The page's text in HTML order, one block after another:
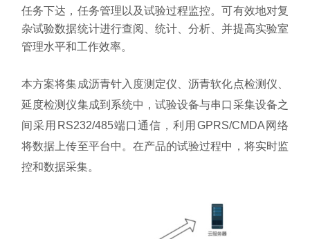
任务下达，任务管理以及试验过程监控。可有效地对复
杂试验数据统计进行查阅、统计、分析、并提高实验室
管理水平和工作效率。
本方案将集成沥青针入度测定仪、沥青软化点检测仪、
延度检测仪集成到系统中，试验设备与串口采集设备之
间采用 RS232/485端口通信，利用GPRS/CMDA网络
将数据上传至平台中。在产品的试验过程中，将实时监
控和数据采集。